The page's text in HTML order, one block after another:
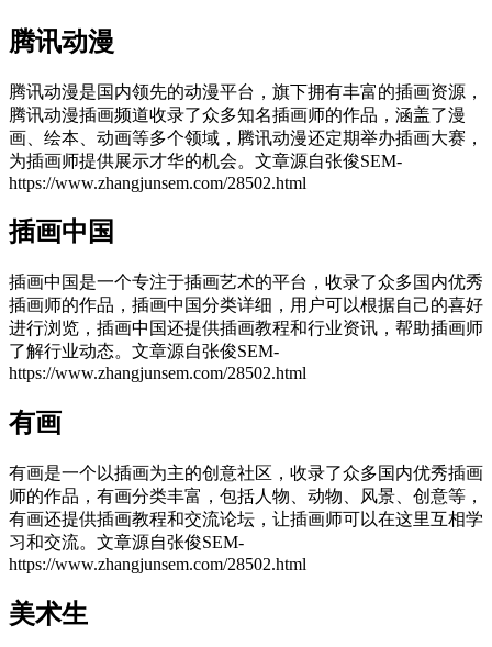
腾讯动漫
腾讯动漫是国内领先的动漫平台，旗下拥有丰富的插画资源，
腾讯动漫插画频道收录了众多知名插画师的作品，涵盖了漫
画、绘本、动画等多个领域，腾讯动漫还定期举办插画大赛，
为插画师提供展示才华的机会。 文章源自张俊SEM-
https://www.zhangjunsem.com/28502.html
插画中国
插画中国是一个专注于插画艺术的平台，收录了众多国内优秀
插画师的作品，插画中国分类详细，用户可以根据自己的喜好
进行浏览，插画中国还提供插画教程和行业资讯，帮助插画师
了解行业动态。 文章源自张俊SEM-
https://www.zhangjunsem.com/28502.html
有画
有画是一个以插画为主的创意社区，收录了众多国内优秀插画
师的作品，有画分类丰富，包括人物、动物、风景、创意等，
有画还提供插画教程和交流论坛，让插画师可以在这里互相学
习和交流。 文章源自张俊SEM-
https://www.zhangjunsem.com/28502.html
美术生